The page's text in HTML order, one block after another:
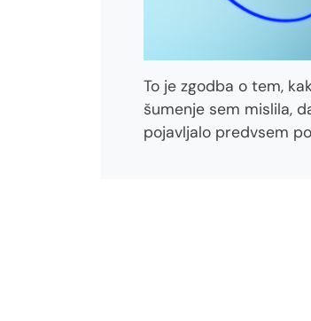
To je zgodba o tem,
šumenje sem mislila,
pojavljalo predvsem